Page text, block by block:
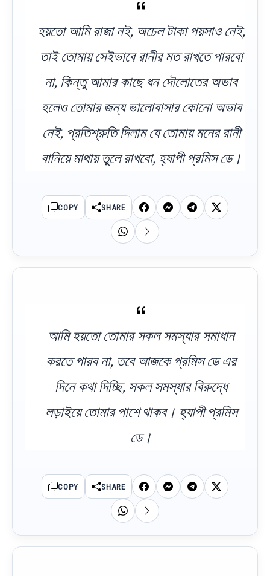
হয়তো আমি রাজা নই, অঢেল টাকা পয়সাও নেই,
তাই তোমায় সেইভাবে রানীর মত রাখতে পারবো
না, কিন্তু আমার কাছে ধন দৌলোতের অভাব
হলেও তোমার জন্য ভালোবাসার কোনো অভাব
নেই, প্রতিশ্রুতি দিলাম যে তোমায় মনের রানী
বানিয়ে মাথায় তুলে রাখবো, হ্যাপী প্রমিস ডে।
COPY SHARE
আমি হয়তো তোমার সকল সমস্যার সমাধান
করতে পারব না, তবে আজকে প্রমিস ডে এর
দিনে কথা দিচ্ছি, সকল সমস্যার বিরুদ্ধে
লড়াইয়ে তোমার পাশে থাকব। হ্যাপী প্রমিস
ডে।
COPY SHARE